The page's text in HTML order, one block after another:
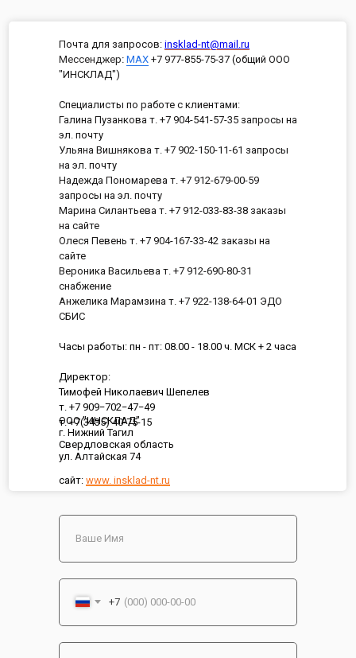
ООО "ИНСКЛАД"
г. Нижний Тагил
Свердловская область
ул. Алтайская 74
сайт: www. insklad-nt.ru
Почта для запросов: insklad-nt@mail.ru
Мессенджер: MAX +7 977-855-75-37 (общий ООО
"ИНСКЛАД")
Специалисты по работе с клиентами:
Галина Пузанкова т. +7 904-541-57-35 запросы на
эл. почту
Ульяна Вишнякова т. +7 902-150-11-61 запросы
на эл. почту
Надежда Пономарева т. +7 912-679-00-59
запросы на эл. почту
Марина Силантьева т. +7 912-033-83-38 заказы
на сайте
Олеся Певень т. +7 904-167-33-42 заказы на
сайте
Вероника Васильева т. +7 912-690-80-31
снабжение
Анжелика Марамзина т. +7 922-138-64-01 ЭДО
СБИС
Часы работы: пн - пт: 08.00 - 18.00 ч. МСК + 2 часа
Директор:
Тимофей Николаевич Шепелев
т. +7 909−702−47−49
т. +7(3435) 40-75-15
+7